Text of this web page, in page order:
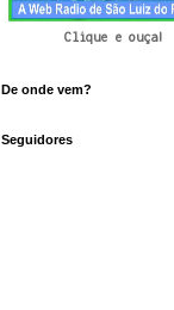
Clique e ouça!
De onde vem?
Seguidores